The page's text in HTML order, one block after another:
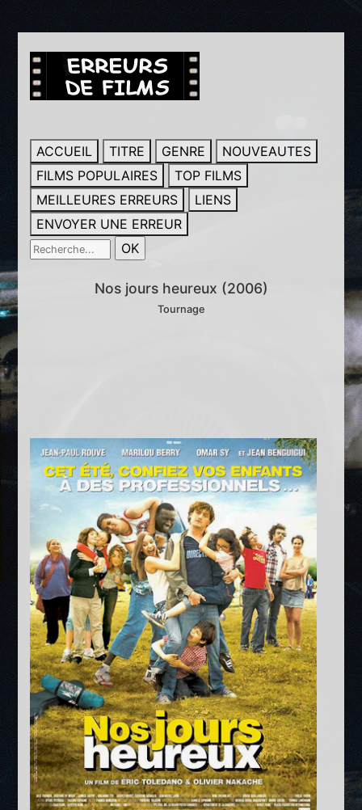
ACCUEIL TITRE GENRE
NOUVEAUTES
FILMS POPULAIRES
TOP FILMS
MEILLEURES ERREURS
LIENS
ENVOYER UNE ERREUR
Nos jours heureux (2006)
Tournage